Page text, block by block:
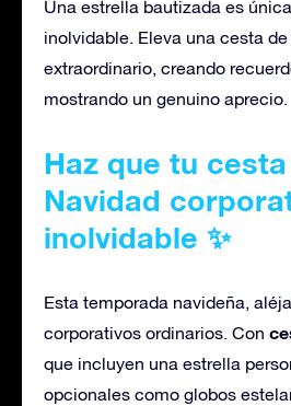
Una estrella bautizada es
inolvidable. Eleva una cesta
extraordinario, creando
mostrando un genuino aprecio.
Haz que tu
Navidad
inolvidable ✨
Esta temporada navideña,
corporativos ordinarios. Con
que incluyen una estrella
opcionales como globos